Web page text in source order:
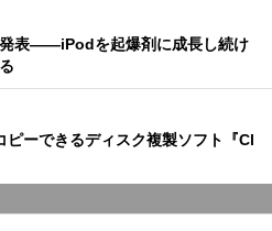
表――iPodを起爆剤に成長し続け
ピーできるディスク複製ソフト『Cl